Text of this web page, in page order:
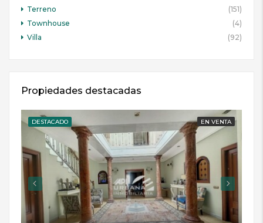
Terreno
(151)
Townhouse
(4)
Villa
(92)
Propiedades destacadas
DESTACADO EN VENTA